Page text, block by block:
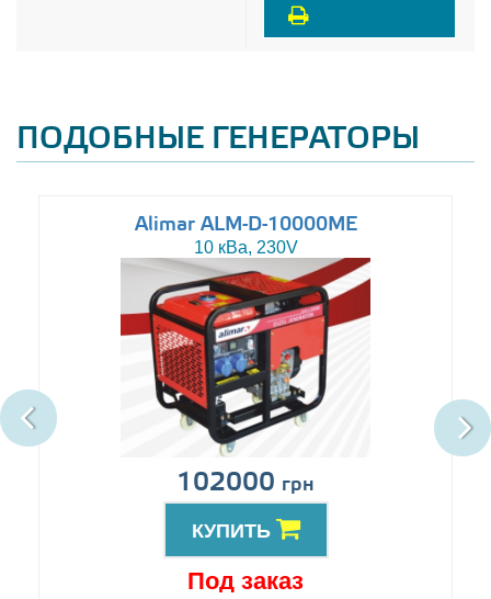
ПОДОБНЫЕ ГЕНЕРАТОРЫ
Alimar ALM-D-10000ME
10 кВа, 230V
102000 грн
КУПИТЬ
Под заказ